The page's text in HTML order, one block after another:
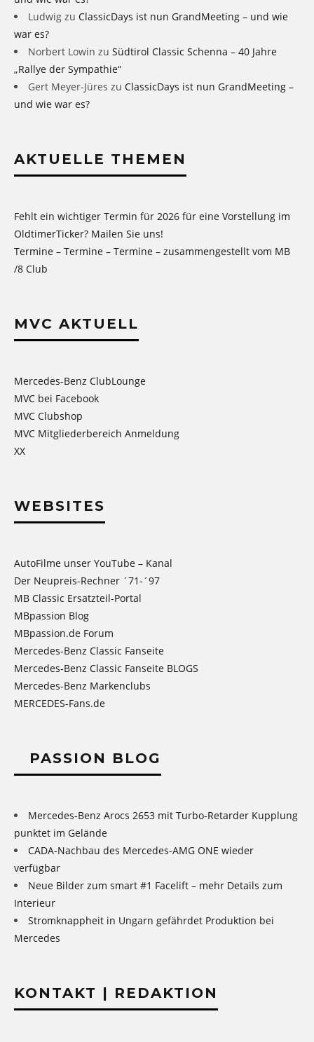
Ludwig zu ClassicDays ist nun GrandMeeting – und wie
war es?
Norbert Lowin zu Südtirol Classic Schenna – 40 Jahre
„Rallye der Sympathie“
Gert Meyer-Jüres zu ClassicDays ist nun GrandMeeting –
und wie war es?
AKTUELLE THEMEN
Fehlt ein wichtiger Termin für 2026 für eine Vorstellung im
OldtimerTicker? Mailen Sie uns!
Termine – Termine – Termine – zusammengestellt vom MB
/8 Club
MVC AKTUELL
Mercedes-Benz ClubLounge
MVC bei Facebook
MVC Clubshop
MVC Mitgliederbereich Anmeldung
XX
WEBSITES
AutoFilme unser YouTube – Kanal
Der Neupreis-Rechner ´71-´97
MB Classic Ersatzteil-Portal
MBpassion Blog
MBpassion.de Forum
Mercedes-Benz Classic Fanseite
Mercedes-Benz Classic Fanseite BLOGS
Mercedes-Benz Markenclubs
MERCEDES-Fans.de
PASSION BLOG
Mercedes-Benz Arocs 2653 mit Turbo-Retarder Kupplung
punktet im Gelände
CADA-Nachbau des Mercedes-AMG ONE wieder
verfügbar
Neue Bilder zum smart #1 Facelift – mehr Details zum
Interieur
Stromknappheit in Ungarn gefährdet Produktion bei
Mercedes
KONTAKT | REDAKTION